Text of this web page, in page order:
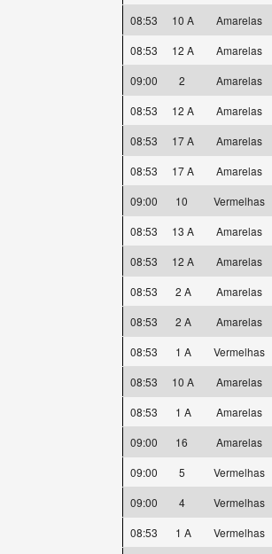
08:53
10 A Amarelas
08:53
12 A Amarelas
09:00
2 Amarelas
08:53
12 A Amarelas
08:53
17 A Amarelas
08:53
17 A Amarelas
09:00
10 Vermelhas
08:53
13 A Amarelas
08:53
12 A Amarelas
08:53
2 A Amarelas
08:53
2 A Amarelas
08:53
1 A Vermelhas
08:53
10 A Amarelas
08:53
1 A Amarelas
09:00
16 Amarelas
09:00
5 Vermelhas
09:00
4 Vermelhas
08:53
1 A Vermelhas